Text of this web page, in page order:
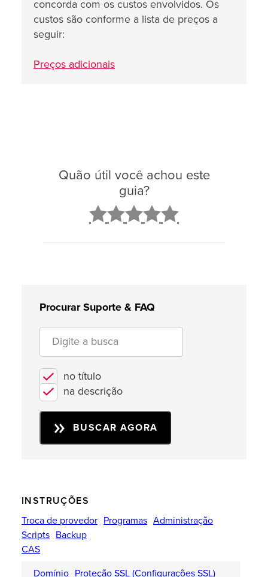
concorda com os custos envolvidos. Os
custos são conforme a lista de preços a
seguir:
Preços adicionais
Quão útil você achou este
guia?
Procurar Suporte & FAQ
no título
na descrição
BUSCAR AGORA
INSTRUÇÕES
Troca de provedor Programas Administração
Scripts Backup
CAS
Domínio Proteção SSL (Configurações SSL)